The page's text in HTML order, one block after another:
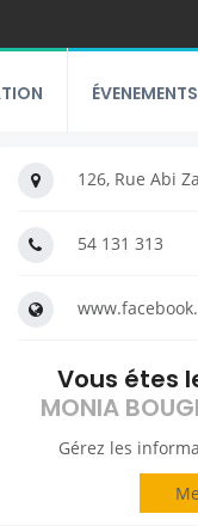
ÉVENEMENTS
126, Rue Abi
54 131 313
Vous étes
MONIA
Gérez les